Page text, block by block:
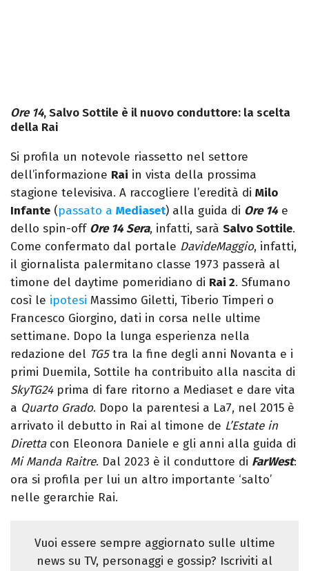
Ore 14, Salvo Sottile è il nuovo conduttore: la scelta
della Rai
Si profila un notevole riassetto nel settore
dell’informazione Rai in vista della prossima
stagione televisiva. A raccogliere l’eredità di Milo
Infante (passato a Mediaset) alla guida di Ore 14e
dello spin-off Ore 14 Sera, infatti, sarà Salvo Sottile.
Come confermato dal portale DavideMaggio, infatti,
il giornalista palermitano classe 1973 passerà al
timone del daytime pomeridiano di Rai 2. Sfumano
così le ipotesi Massimo Giletti, Tiberio Timperi o
Francesco Giorgino, dati in corsa nelle ultime
settimane. Dopo la lunga esperienza nella
redazione del TG5tra la fine degli anni Novanta e i
primi Duemila, Sottile ha contribuito alla nascita di
SkyTG24prima di fare ritorno a Mediaset e dare vita
a Quarto Grado. Dopo la parentesi a La7, nel 2015 è
arrivato il debutto in Rai al timone de L’Estate in
Direttacon Eleonora Daniele e gli anni alla guida di
Mi Manda Raitre. Dal 2023 è il conduttore di FarWest:
ora si profila per lui un altro importante ‘salto’
nelle gerarchie Rai.
Vuoi essere sempre aggiornato sulle ultime
news su TV, personaggi e gossip? Iscriviti al